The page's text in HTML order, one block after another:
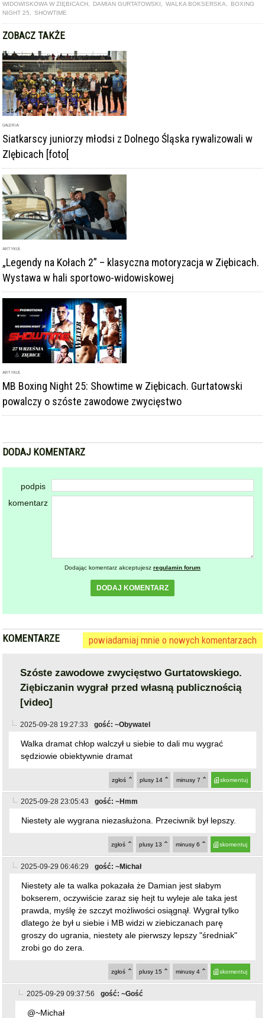
WIDOWISKOWA W ZIĘBICACH DAMIAN GURTATOWSKI WALKA BOKSERSKA
BOXING
NIGHT 25
SHOWTIME
ZOBACZ TAKŻE
GALERIA
Siatkarscy juniorzy młodsi z Dolnego Śląska rywalizowali w
ZIębicach [foto[
ARTYKUŁ
„Legendy na Kołach 2” – klasyczna motoryzacja w Ziębicach.
Wystawa w hali sportowo-widowiskowej
ARTYKUŁ
MB Boxing Night 25: Showtime w Ziębicach. Gurtatowski
powalczy o szóste zawodowe zwycięstwo
DODAJ KOMENTARZ
podpis
komentarz
Dodając komentarz akceptujesz regulamin forum
DODAJ KOMENTARZ
KOMENTARZE powiadamiaj mnie o nowych komentarzach
Szóste zawodowe zwycięstwo Gurtatowskiego.
Ziębiczanin wygrał przed własną publicznością
[video]
2025-09-28 19:27:33 gość: ~Obywatel
Walka dramat chłop walczył u siebie to dali mu wygrać
sędziowie obiektywnie dramat
skomentuj
minusy 7
plusy 14
zgłoś
2025-09-28 23:05:43 gość: ~Hmm
Niestety ale wygrana niezasłużona. Przeciwnik był lepszy.
skomentuj
minusy 6
plusy 13
zgłoś
2025-09-29 06:46:29 gość: ~Michał
Niestety ale ta walka pokazała że Damian jest słabym
bokserem, oczywiście zaraz się hejt tu wyleje ale taka jest
prawda, myślę że szczyt możliwości osiągnął. Wygrał tylko
dlatego że był u siebie i MB widzi w ziebiczanach parę
groszy do ugrania, niestety ale pierwszy lepszy "średniak"
zrobi go do zera.
skomentuj
minusy 4
plusy 15
zgłoś
2025-09-29 09:37:56 gość: ~Gość
@~Michał